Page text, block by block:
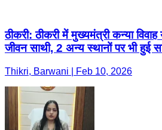
ठीकरी: ठीकरी में मुख्यमंत्री कन्या
जीवन साथी, 2 अन्य स्थानों पर भी हुई
Thikri, Barwani | Feb 10, 2026